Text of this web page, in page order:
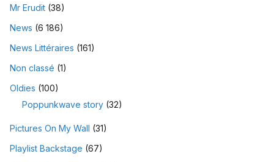
Mr Erudit (38)
News (6 186)
News Littéraires (161)
Non classé (1)
Oldies (100)
Poppunkwave story (32)
Pictures On My Wall (31)
Playlist Backstage (67)